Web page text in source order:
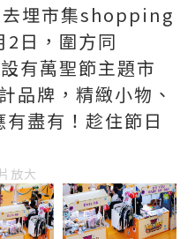
去埋市集shopping
日，圍方同
有萬聖節主題市
品牌，精緻小物、
盡有！趁住節日
放大